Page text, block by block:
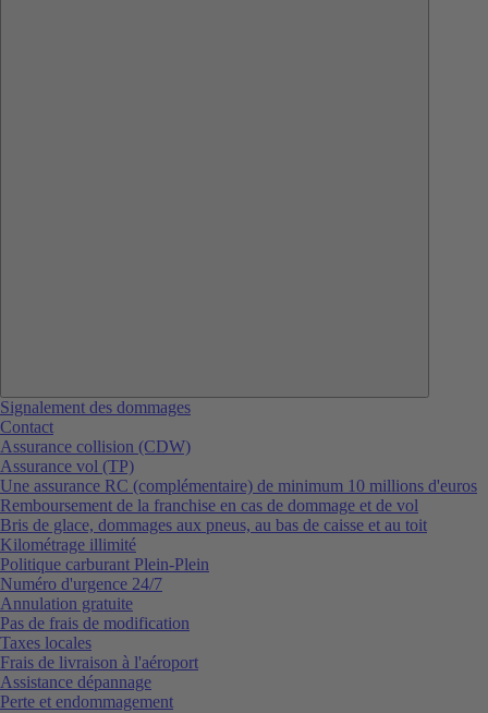
Signalement des dommages
Contact
Assurance collision (CDW)
Assurance vol (TP)
Une assurance RC (complémentaire) de minimum 10 millions d'euros
Remboursement de la franchise en cas de dommage et de vol
Bris de glace, dommages aux pneus, au bas de caisse et au toit
Kilométrage illimité
Politique carburant Plein-Plein
Numéro d'urgence 24/7
Annulation gratuite
Pas de frais de modification
Taxes locales
Frais de livraison à l'aéroport
Assistance dépannage
Perte et endommagement